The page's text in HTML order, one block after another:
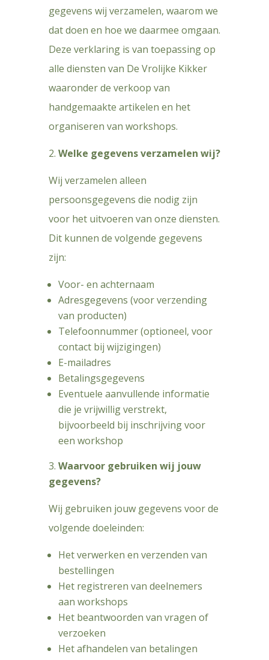
gegevens wij verzamelen, waarom we
dat doen en hoe we daarmee omgaan.
Deze verklaring is van toepassing op
alle diensten van De Vrolijke Kikker
waaronder de verkoop van
handgemaakte artikelen en het
organiseren van workshops.
Welke gegevens verzamelen wij?
Wij verzamelen alleen
persoonsgegevens die nodig zijn
voor het uitvoeren van onze diensten.
Dit kunnen de volgende gegevens
zijn:
Voor- en achternaam
Adresgegevens (voor verzending
van producten)
Telefoonnummer (optioneel, voor
contact bij wijzigingen)
E-mailadres
Betalingsgegevens
Eventuele aanvullende informatie
die je vrijwillig verstrekt,
bijvoorbeeld bij inschrijving voor
een workshop
Waarvoor gebruiken wij jouw
gegevens?
Wij gebruiken jouw gegevens voor de
volgende doeleinden:
Het verwerken en verzenden van
bestellingen
Het registreren van deelnemers
aan workshops
Het beantwoorden van vragen of
verzoeken
Het afhandelen van betalingen